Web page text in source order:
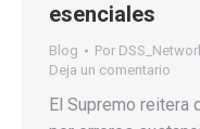
esenciales
Blog Por
Deja un comentario
El Supremo reitera